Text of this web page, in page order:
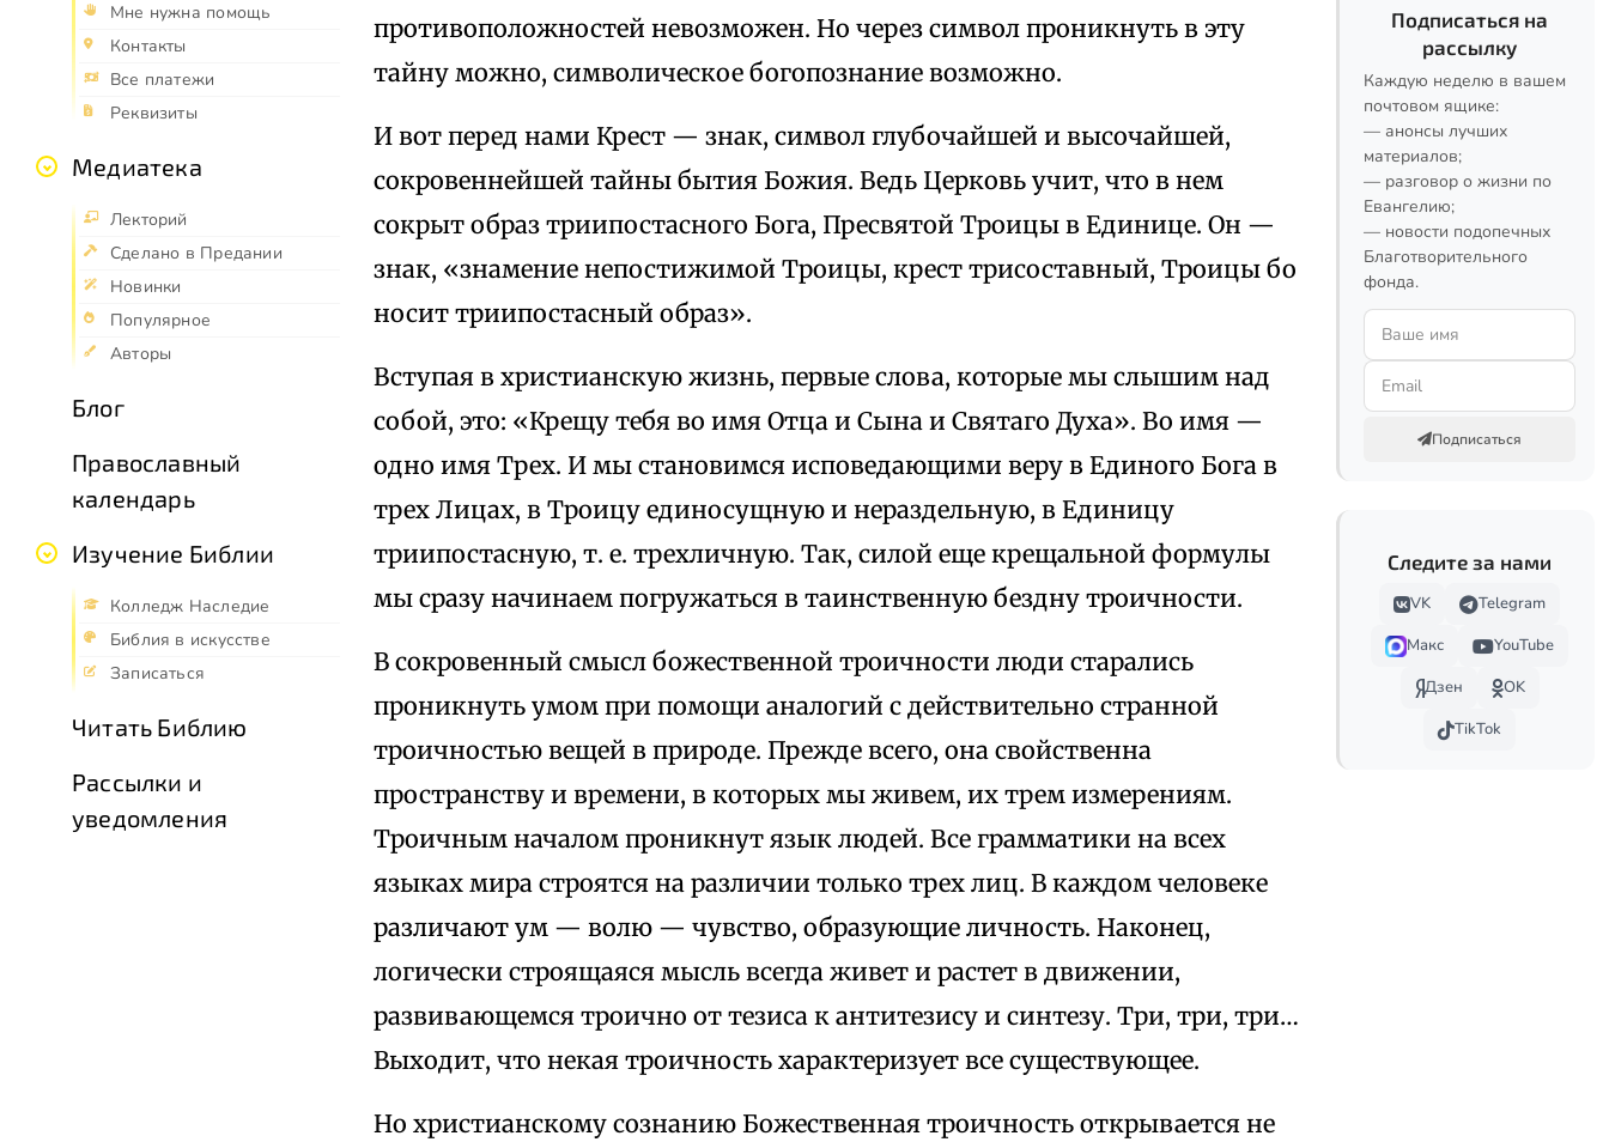
Мне нужна помощь
Контакты
Все платежи
Реквизиты
Медиатека
Лекторий
Сделано в Предании
Новинки
Популярное
Авторы
Блог
Православный
календарь
Изучение Библии
Колледж Наследие
Библия в искусстве
Записаться
Читать Библию
Рассылки и
уведомления
противоположностей невозможен. Но через символ проникнуть в эту
тайну можно, символическое богопознание возможно.
И вот перед нами Крест — знак, символ глубочайшей и высочайшей,
сокровеннейшей тайны бытия Божия. Ведь Церковь учит, что в нем
сокрыт образ триипостасного Бога, Пресвятой Троицы в Единице. Он —
знак, «знамение непостижимой Троицы, крест трисоставный, Троицы бо
носит триипостасный образ».
Вступая в христианскую жизнь, первые слова, которые мы слышим над
собой, это: «Крещу тебя во имя Отца и Сына и Святаго Духа». Во имя —
одно имя Трех. И мы становимся исповедающими веру в Единого Бога в
трех Лицах, в Троицу единосущную и нераздельную, в Единицу
триипостасную, т. е. трехличную. Так, силой еще крещальной формулы
мы сразу начинаем погружаться в таинственную бездну троичности.
В сокровенный смысл божественной троичности люди старались
проникнуть умом при помощи аналогий с действительно странной
троичностью вещей в природе. Прежде всего, она свойственна
пространству и времени, в которых мы живем, их трем измерениям.
Троичным началом проникнут язык людей. Все грамматики на всех
языках мира строятся на различии только трех лиц. В каждом человеке
различают ум — волю — чувство, образующие личность. Наконец,
логически строящаяся мысль всегда живет и растет в движении,
развивающемся троично от тезиса к антитезису и синтезу. Три, три, три…
Выходит, что некая троичность характеризует все существующее.
Но христианскому сознанию Божественная троичность открывается не
Подписаться на
рассылку
Каждую неделю в вашем
почтовом ящике:
— анонсы лучших
материалов;
— разговор о жизни по
Евангелию;
— новости подопечных
Благотворительного
фонда.
Подписаться
Следите за нами
VK
Telegram
Макс
YouTube
Дзен
OK
TikTok